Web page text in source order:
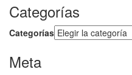
Categorías
Categorías
Meta